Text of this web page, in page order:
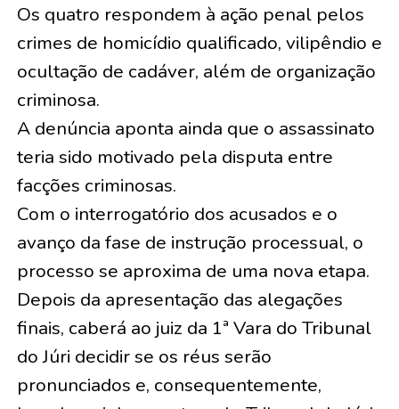
Os quatro respondem à ação penal pelos
crimes de homicídio qualificado, vilipêndio e
ocultação de cadáver, além de organização
criminosa.
A denúncia aponta ainda que o assassinato
teria sido motivado pela disputa entre
facções criminosas.
Com o interrogatório dos acusados e o
avanço da fase de instrução processual, o
processo se aproxima de uma nova etapa.
Depois da apresentação das alegações
finais, caberá ao juiz da 1ª Vara do Tribunal
do Júri decidir se os réus serão
pronunciados e, consequentemente,